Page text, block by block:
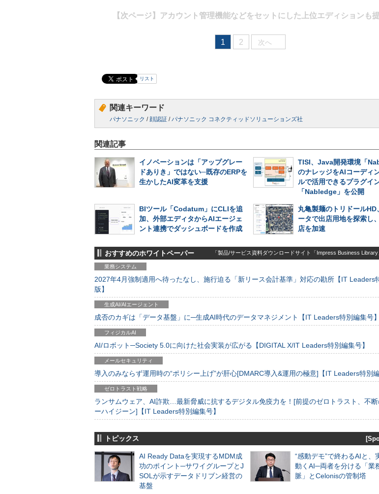
【次ページ】 アカウント管理機能などをセットにした上位エディションも
1 2 次へ
リスト
関連キーワード
パナソニック / 顔認証 /パナソニック コネクティッドソリューションズ社
関連記事
イノベーションは「アップグレー
ドありき」ではない─既存のERPを
生かしたAI変革を支援
TISI、Java開発環境「
のナレッジをAIコーディ
ルで活用できるプラグイ
「Nabledge」を公開
BIツール「Codatum」にCLIを追
加、外部エディタからAIエージェ
ント連携でダッシュボードを作成
丸亀製麺のトリドールHD
ータで出店用地を探索し
店を加速
おすすめのホワイトペーパー 「製品/サービス資料ダウンロードサイト「Impress Business Library
業務システム
2027年4月強制適用へ待ったなし、施行迫る「新リース会計基準」対応の勘所【IT Leaders
版】
生成AI/AIエージェント
成否のカギは「データ基盤」に─生成AI時代のデータマネジメント【IT Leaders特別編集号】
フィジカルAI
AI/ロボット─Society 5.0に向けた社会実装が広がる【DIGITAL X/IT Leaders特別編集号】
メールセキュリティ
導入のみならず運用時の“ポリシー上げ”が肝心[DMARC導入&運用の極意]【IT Leaders特別編
ゼロトラスト戦略
ランサムウェア、AI詐欺…最新脅威に抗するデジタル免疫力を！[前提のゼロトラスト、不
ーハイジーン]【IT Leaders特別編集号】
トピックス
AI Ready Dataを実現するMDM成
功のポイント─サワイグループとJ
SOLが示すデータドリブン経営の
基盤
“感動デモ”で終わるAIと、
動くAI─両者を分ける「業
脈」とCelonisの管制塔